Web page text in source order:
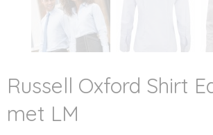
Russell Oxford Shirt
met LM